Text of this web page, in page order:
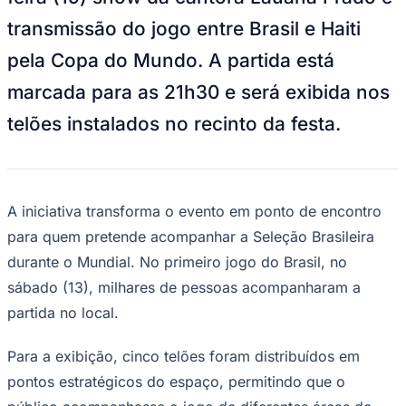
Times - Ir direto
transmissão do jogo entre Brasil e Haiti
pela Copa do Mundo. A partida está
marcada para as 21h30 e será exibida nos
telões instalados no recinto da festa.
A iniciativa transforma o evento em ponto de encontro
para quem pretende acompanhar a Seleção Brasileira
durante o Mundial. No primeiro jogo do Brasil, no
sábado (13), milhares de pessoas acompanharam a
partida no local.
Para a exibição, cinco telões foram distribuídos em
pontos estratégicos do espaço, permitindo que o